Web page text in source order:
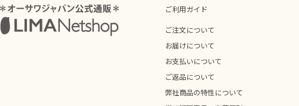
ご利用ガイド
ご注文について
お届けについて
お支払いについて
ご返品について
弊社商品の特性について